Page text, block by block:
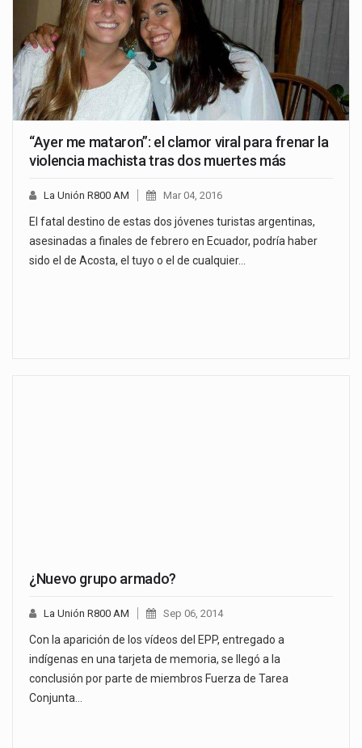
“Ayer me mataron”: el clamor viral para frenar la
violencia machista tras dos muertes más
La Unión R800 AM Mar 04, 2016
El fatal destino de estas dos jóvenes turistas argentinas,
asesinadas a finales de febrero en Ecuador, podría haber
sido el de Acosta, el tuyo o el de cualquier…
¿Nuevo grupo armado?
La Unión R800 AM Sep 06, 2014
Con la aparición de los vídeos del EPP, entregado a
indígenas en una tarjeta de memoria, se llegó a la
conclusión por parte de miembros Fuerza de Tarea
Conjunta…